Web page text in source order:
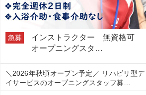
急募
インストラクター 無資格可
オープニングスタ…
＼2026年秋頃オープン予定／ リハビリ型デ
イサービスのオープニングスタッフ募…